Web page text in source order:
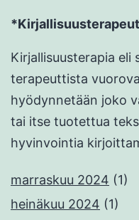
Kirjallisuusterapia
terapeuttista
hyödynnetään joko
tai itse tuotettua
hyvinvointia
marraskuu 2024 (1)
heinäkuu 2024 (1)